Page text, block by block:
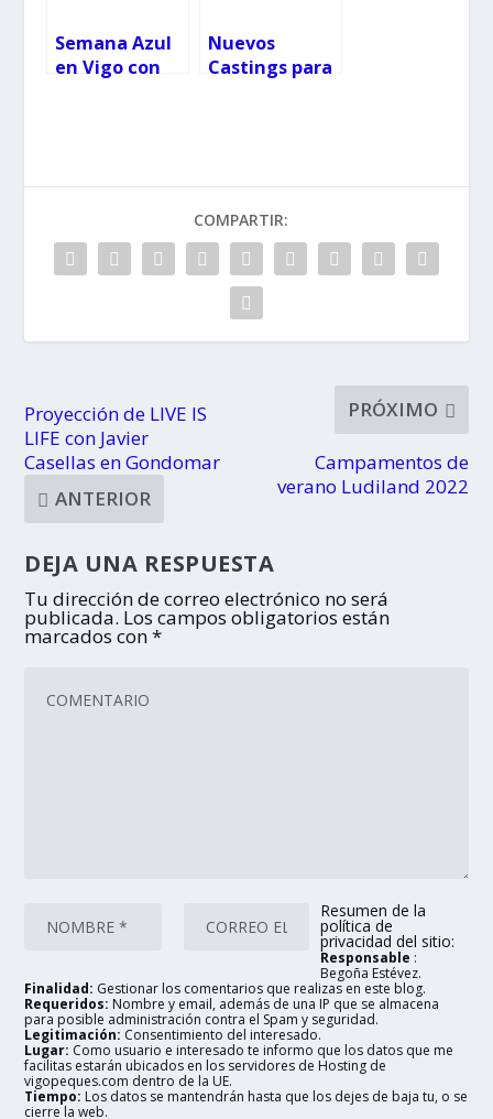
Semana Azul
en Vigo con
familia
Nuevos
Castings para
COMPARTIR:
Proyección de LIVE IS
LIFE con Javier
Casellas en Gondomar
ANTERIOR
PRÓXIMO
Campamentos de
verano Ludiland 2022
DEJA UNA RESPUESTA
Tu dirección de correo electrónico no será
publicada. Los campos obligatorios están
marcados con*
Resumen de la
política de
privacidad del sitio:
Responsable :
Begoña Estévez.
Finalidad: Gestionar los comentarios que realizas en este blog.
Requeridos: Nombre y email, además de una IP que se almacena
para posible administración contra el Spam y seguridad.
Legitimación: Consentimiento del interesado.
Lugar: Como usuario e interesado te informo que los datos que me
facilitas estarán ubicados en los servidores de Hosting de
vigopeques.com dentro de la UE.
Tiempo: Los datos se mantendrán hasta que los dejes de baja tu, o se
cierre la web.